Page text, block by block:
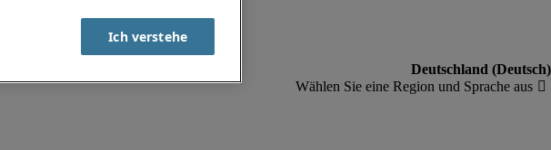
Ich verstehe